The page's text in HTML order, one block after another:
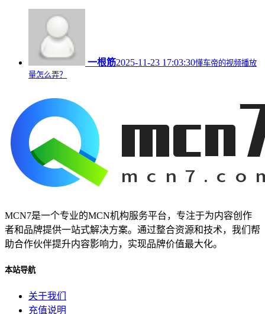
一根筋2025-11-23 17:03:30懂车帝的视频播放
量怎么弄？
MCN7是一个专业的MCN机构服务平台，专注于为内容创作
者和品牌提供一站式解决方案。通过整合资源和技术，我们帮
助合作伙伴提升内容影响力，实现品牌价值最大化。
本站导航
关于我们
充值说明